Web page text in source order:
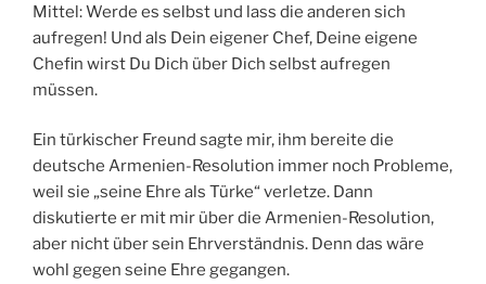
Mittel: Werde es selbst und lass die anderen sich
aufregen! Und als Dein eigener Chef, Deine eigene
Chefin wirst Du Dich über Dich selbst aufregen
müssen.
Ein türkischer Freund sagte mir, ihm bereite die
deutsche Armenien-Resolution immer noch Probleme,
weil sie „seine Ehre als Türke“ verletze. Dann
diskutierte er mit mir über die Armenien-Resolution,
aber nicht über sein Ehrverständnis. Denn das wäre
wohl gegen seine Ehre gegangen.